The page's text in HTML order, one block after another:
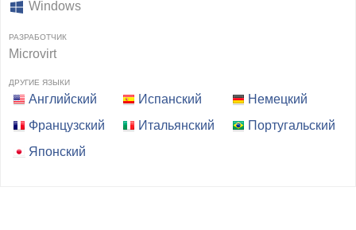
Windows
РАЗРАБОТЧИК
Microvirt
ДРУГИЕ ЯЗЫКИ
Английский Испанский
Немецкий
Французский
Итальянский
Португальский
Японский